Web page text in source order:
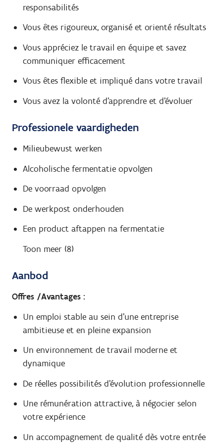
responsabilités
Vous êtes rigoureux, organisé et orienté résultats
Vous appréciez le travail en équipe et savez
communiquer efficacement
Vous êtes flexible et impliqué dans votre travail
Vous avez la volonté d'apprendre et d'évoluer
Professionele vaardigheden
Milieubewust werken
Alcoholische fermentatie opvolgen
De voorraad opvolgen
De werkpost onderhouden
Een product aftappen na fermentatie
Toon meer (8)
Aanbod
Offres /Avantages :
Un emploi stable au sein d'une entreprise
ambitieuse et en pleine expansion
Un environnement de travail moderne et
dynamique
De réelles possibilités d'évolution professionnelle
Une rémunération attractive, à négocier selon
votre expérience
Un accompagnement de qualité dès votre entrée